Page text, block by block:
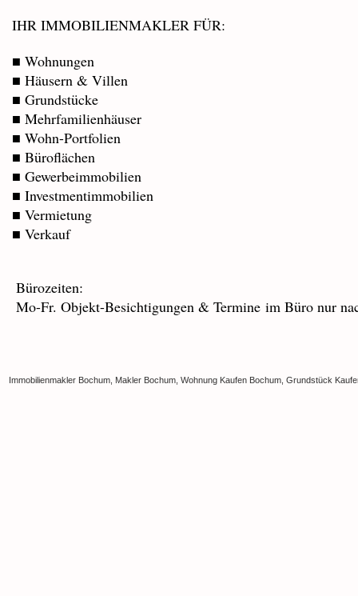
IHR IMMOBILIENMAKLER FÜR:
■ Wohnungen
■ Häusern & Villen
■ Grundstücke
■ Mehrfamilienhäuser
■ Wohn-Portfolien
■ Büroflächen
■ Gewerbeimmobilien
■ Investmentimmobilien
■ Vermietung
■ Verkauf
Bürozeiten:
Mo-Fr. Objekt-Besichtigungen & Termine im Büro nur
Immobilienmakler Bochum, Makler Bochum, Wohnung Kaufen Bochum, Grundstück